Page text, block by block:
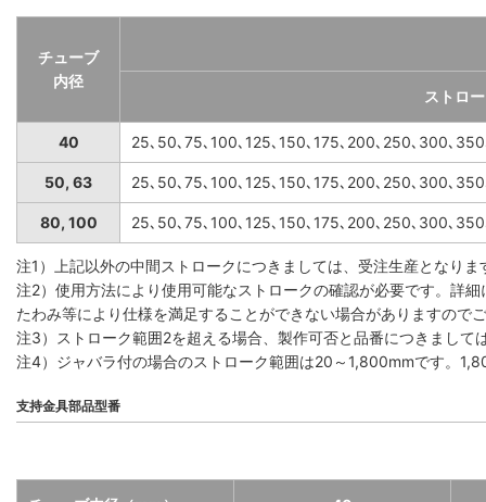
チューブ
内径
ストロ
40 25､50､75､100､125､150､175､200､250､300､
50, 63 25､50､75､100､125､150､175､200､250､300､
80, 100 25､50､75､100､125､150､175､200､250､300､
注1）上記以外の中間ストロークにつきましては、受注生産となりま
注2）使用方法により使用可能なストロークの確認が必要です。詳
たわみ等により仕様を満足することができない場合がありますので
注3）ストローク範囲2を超える場合、製作可否と品番につきまし
注4）ジャバラ付の場合のストローク範囲は20～1,800mmです。
支持金具部品型番